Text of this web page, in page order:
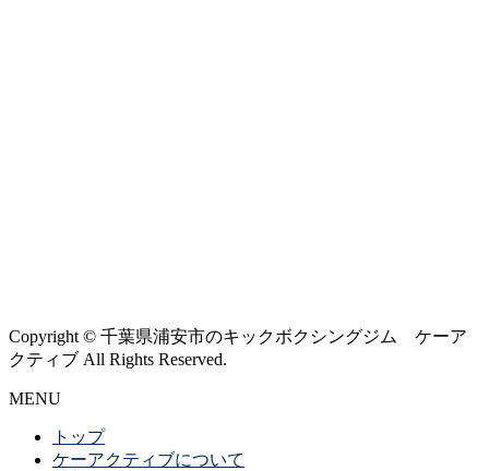
Copyright © 千葉県浦安市のキックボクシングジム ケーア
クティブ All Rights Reserved.
MENU
トップ
ケーアクティブについて